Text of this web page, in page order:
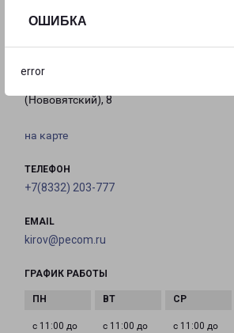
ОШИБКА
error
(Нововятский), 8
на карте
ТЕЛЕФОН
+7(8332) 203-777
EMAIL
kirov@pecom.ru
ГРАФИК РАБОТЫ
с 11:00 до
с 11:00 до
с 11:00 до